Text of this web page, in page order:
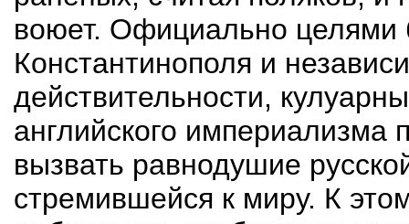
воюет. Официально целями
Константинополя и
действительности,
английского империализма
вызвать равнодушие
стремившейся к миру. К